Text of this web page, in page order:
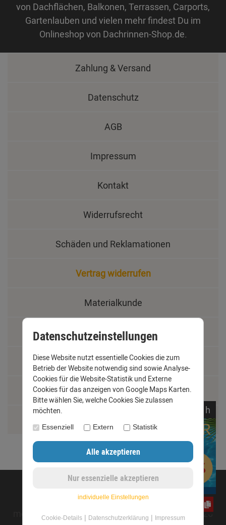
von Dachflächen, Balkonen, Terrassen, Carports,
Gartenlauben und vielen mehr findest Du im
Onlineshop von Dachrinnen-Shop.de.
Zahlung & Versand
Datenschutz
AGB
Impressum
Kontakt
Widerrufsrecht
Schäden und Reklamationen
Vertrag widerrufen
Materialkunde
Fachbegriffe
Jobs
Montage und Installationshilfen
©opyright 2020 - www.dachrinnen-shop.de
h
ified eCommerce Shopsoftware © 2009-2026
Datenschutzeinstellungen
Diese Website nutzt essentielle Cookies die zum
Betrieb der Website notwendig sind sowie Analyse-
Cookies für die Website-Statistik und Externe
Cookies für das anzeigen von Google Maps Karten.
Bitte wählen Sie, welche Cookies Sie zulassen
möchten.
Essenziell Extern Statistik
individuelle Einstellungen
Cookie-Details| Datenschutzerklärung | Impressum